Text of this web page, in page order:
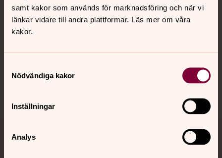
samt kakor som används för marknadsföring och när vi
länkar vidare till andra plattformar. Läs mer om våra
kakor.
Nödvändiga kakor
Inställningar
Analys
Hitta snabbt
Jourhavande präst